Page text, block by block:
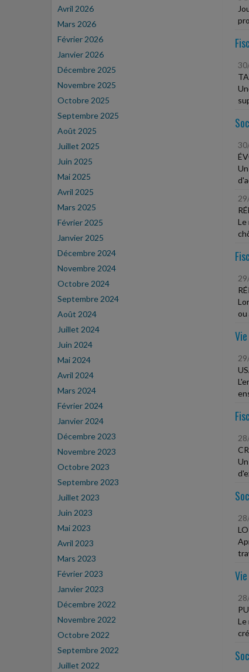
Avril 2026
Mars 2026
Février 2026
Janvier 2026
Décembre 2025
Novembre 2025
Octobre 2025
Septembre 2025
Août 2025
Juillet 2025
Juin 2025
Mai 2025
Avril 2025
Mars 2025
Février 2025
Janvier 2025
Décembre 2024
Novembre 2024
Octobre 2024
Septembre 2024
Août 2024
Juillet 2024
Juin 2024
Mai 2024
Avril 2024
Mars 2024
Février 2024
Janvier 2024
Décembre 2023
Novembre 2023
Octobre 2023
Septembre 2023
Juillet 2023
Juin 2023
Mai 2023
Avril 2023
Mars 2023
Février 2023
Janvier 2023
Décembre 2022
Novembre 2022
Octobre 2022
Septembre 2022
Juillet 2022
Le
Le